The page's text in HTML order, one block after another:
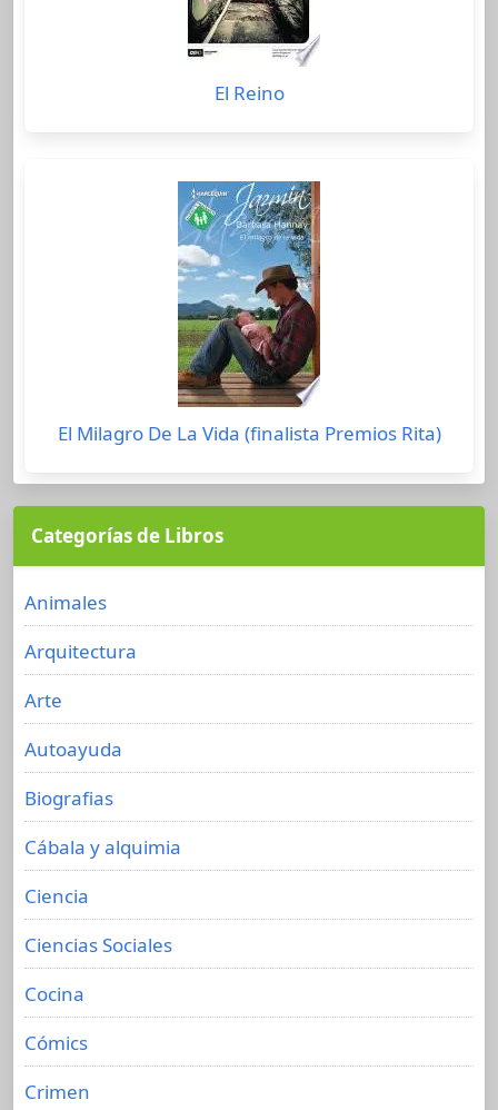
El Reino
El Milagro De La Vida (finalista Premios Rita)
Categorías de Libros
Animales
Arquitectura
Arte
Autoayuda
Biografias
Cábala y alquimia
Ciencia
Ciencias Sociales
Cocina
Cómics
Crimen